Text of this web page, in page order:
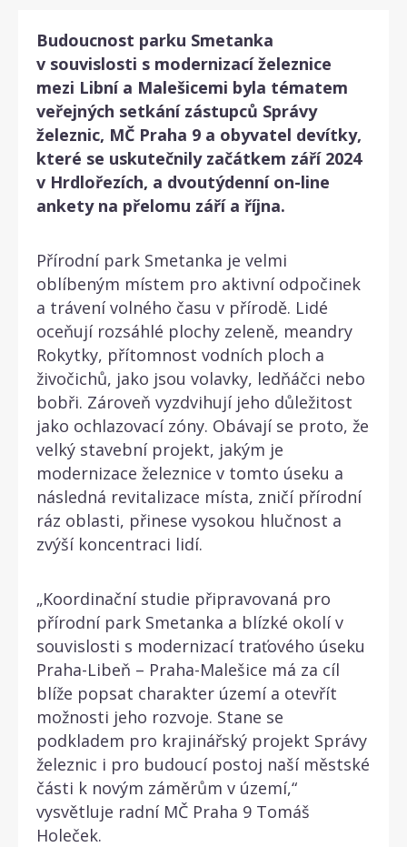
Budoucnost parku Smetanka
v souvislosti s modernizací železnice
mezi Libní a Malešicemi byla tématem
veřejných setkání zástupců Správy
železnic, MČ Praha 9 a obyvatel devítky,
které se uskutečnily začátkem září 2024
v Hrdlořezích, a dvoutýdenní on-line
ankety na přelomu září a října.
Přírodní park Smetanka je velmi
oblíbeným místem pro aktivní odpočinek
a trávení volného času v přírodě. Lidé
oceňují rozsáhlé plochy zeleně, meandry
Rokytky, přítomnost vodních ploch a
živočichů, jako jsou volavky, ledňáčci nebo
bobři. Zároveň vyzdvihují jeho důležitost
jako ochlazovací zóny. Obávají se proto, že
velký stavební projekt, jakým je
modernizace železnice v tomto úseku a
následná revitalizace místa, zničí přírodní
ráz oblasti, přinese vysokou hlučnost a
zvýší koncentraci lidí.
„Koordinační studie připravovaná pro
přírodní park Smetanka a blízké okolí v
souvislosti s modernizací traťového úseku
Praha-Libeň – Praha-Malešice má za cíl
blíže popsat charakter území a otevřít
možnosti jeho rozvoje. Stane se
podkladem pro krajinářský projekt Správy
železnic i pro budoucí postoj naší městské
části k novým záměrům v území,“
vysvětluje radní MČ Praha 9 Tomáš
Holeček.